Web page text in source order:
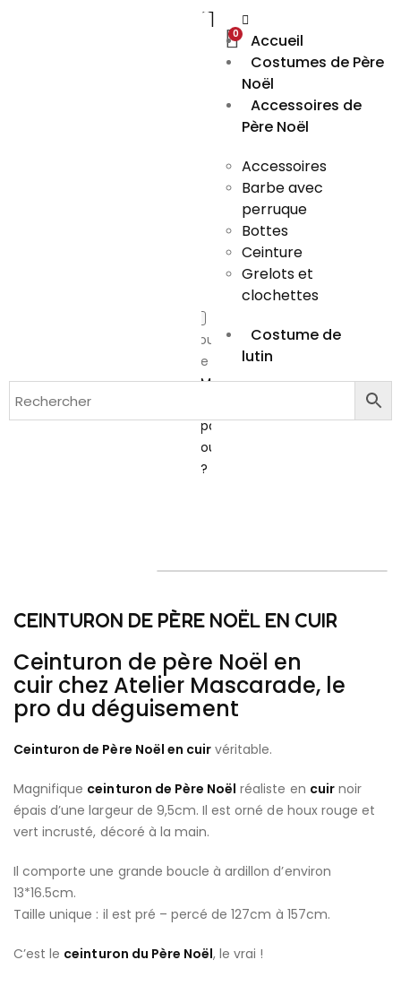
Se
connecter
souvenir
de moi
Mot
passe
oublié
?
0
Accueil
Costumes de Père
Noël
Accessoires de
Père Noël
Accessoires
Barbe avec
perruque
Bottes
Ceinture
Grelots et
clochettes
Costume de
lutin
CEINTURON DE PÈRE NOËL EN CUIR
Ceinturon de père Noël en
cuir chez Atelier Mascarade, le
pro du déguisement
Ceinturon de Père Noël en cuir véritable.
Magnifique ceinturon de Père Noël réaliste en cuirnoir
épais d’une largeur de 9,5cm. Il est orné de houx rouge et
vert incrusté, décoré à la main.
Il comporte une grande boucle à ardillon d’environ
13*16.5cm.
Taille unique : il est pré – percé de 127cm à 157cm.
C’est le ceinturon du Père Noël, le vrai !